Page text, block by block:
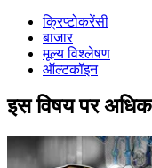
क्रिप्टोकरेंसी
बाजार
मूल्य विश्लेषण
ऑल्टकॉइन
इस विषय पर अधिक